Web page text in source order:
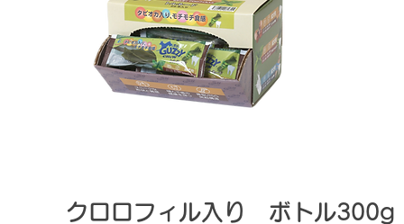
クロロフィル入り ボトル300g